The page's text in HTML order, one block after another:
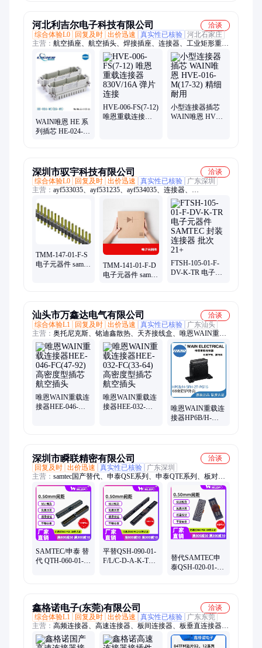
河北利吉尔电子科技有限公司
洽谈
综合体验L0
回复及时 出价迅速 真实性已核验 河北石家庄
主营： 航空插座、航空插头、焊接插座、连接器、工业矩形重载
连接器、矩形重载连接器、重载连接器、重载连接器航空插头、
螺丝连接重型连接器、唯恩连接器、重载工业连接器、工业连接
器、航空插头插座、手轮用插头、矩形插座、唯恩、源航空插
头、伺服插头、WAIN品牌连接模块、威浦WEIPU、威浦、
WEIPU、WAIN唯恩、WAIN、编码器插头
WAIN唯恩 HE 系
列插芯 HE-024-
HVE-006-FS(7-12)
唯恩重载连接器
小型连接器插芯
WAIN唯恩 HVE-
深圳市驭宇科技有限公司
洽谈
综合体验L0
回复及时 出价迅速 真实性已核验
广东深圳
主营： ayf533035、ayf531235、ayf534035、连接器、
axk730147g、cm1442-06cp、fts-105-01-l-dv、ftsh-105-01-l-dv、
samtecssm-110-s-dv、ayf530635、ayf531035、ayf530435、
atph33maha、10tpe47mazb、axk5f10347yg、电源到板、集成电
路、axk5f10547yg、axk5f8054kj1、axk5f30547yg、
axk6f30547yg、axk5f16547yg、axk5f20547yg、axk6f10347yg、
zxtn07045effta
TMM-147-01-F-S
电子元器件 samtec
TMM-141-01-F-D
电子元器件 samtec
FTSH-105-01-F-
DV-K-TR 电子元
汕头市万鑫达电气有限公司
洽谈
综合体验L1
回复及时 出价迅速 真实性已核验
广东汕头
主营： 奥托尼克斯、铭迪鑫散热、天齐接线盒、唯恩WAIN重载
连接器、机柜空调、散热风扇
唯恩WAIN重载连
接器HEE-046-
唯恩WAIN重载连
接器HEE-032-
唯恩WAIN重载连
接器HP6B/H-
深圳市瞬联精密有限公司
洽谈
回复及时 出价迅速 真实性已核验
广东深圳
主营： samtec国产替代、申泰QSE系列、申泰QTE系列、板对板
连接器、线对板连接器、高频连接器、高速连接器、板间连接
器、板垂直连接器、Samtec连接器、申泰连接器、samtec线缆、
samtec线束、申泰ASP系列、申泰SEAM系列、申泰SEAF系列、
申泰SOLC系列、申泰TOLC系列、申泰QTH系列
SAMTEC/申泰 替
代 QTH-060-01-
平替QSH-090-01-
F/L/C-D-A-K-TR
替代SAMTEC申
泰QSH-020-01-
鑫格诺电子(东莞)有限公司
洽谈
综合体验L1
回复及时 出价迅速 真实性已核验
广东东莞
主营： 高频连接器、高速连接器、板间连接器、板垂直连接器、
Samtec连接器、接线端子、板间接插件